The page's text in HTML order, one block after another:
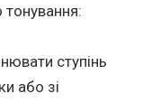
ступінь
або зі